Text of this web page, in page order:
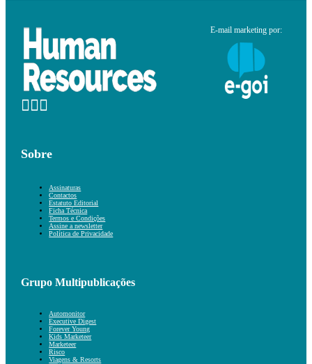
E-mail marketing por:
Sobre
Assinaturas
Contactos
Estatuto Editorial
Ficha Técnica
Termos e Condições
Assine a newsletter
Política de Privacidade
Grupo Multipublicações
Automonitor
Executive Digest
Forever Young
Kids Marketeer
Marketeer
Risco
Viagens & Resorts